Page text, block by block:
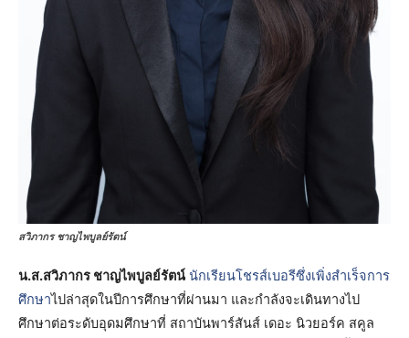
สวิภากร ชาญไพบูลย์รัตน์
น.ส.สวิภากร ชาญไพบูลย์รัตน์ นักเรียนโชรส์เบอรีซึ่งเพิ่งสำเร็จการ
ศึกษาไปล่าสุดในปีการศึกษาที่ผ่านมา และกำลังจะเดินทางไป
ศึกษาต่อระดับอุดมศึกษาที่ สถาบันพาร์สันส์ เดอะ นิวยอร์ค สคูล